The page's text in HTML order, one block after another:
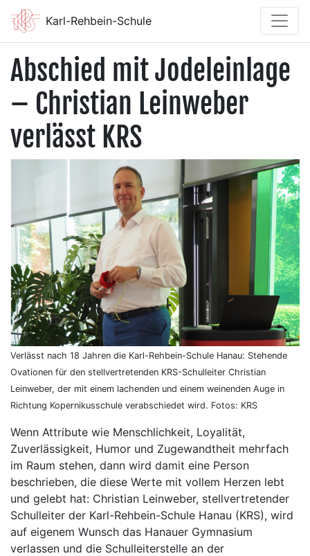
Karl-Rehbein-Schule
Abschied mit Jodeleinlage
– Christian Leinweber
verlässt KRS
Verlässt nach 18 Jahren die Karl-Rehbein-Schule Hanau: Stehende
Ovationen für den stellvertretenden KRS-Schulleiter Christian
Leinweber, der mit einem lachenden und einem weinenden Auge in
Richtung Kopernikusschule verabschiedet wird. Fotos: KRS
Wenn Attribute wie Menschlichkeit, Loyalität,
Zuverlässigkeit, Humor und Zugewandtheit mehrfach
im Raum stehen, dann wird damit eine Person
beschrieben, die diese Werte mit vollem Herzen lebt
und gelebt hat: Christian Leinweber, stellvertretender
Schulleiter der Karl-Rehbein-Schule Hanau (KRS), wird
auf eigenem Wunsch das Hanauer Gymnasium
verlassen und die Schulleiterstelle an der